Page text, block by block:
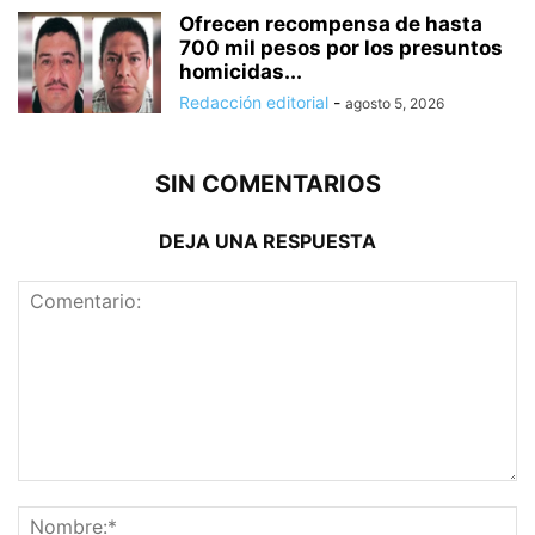
Ofrecen recompensa de hasta
700 mil pesos por los presuntos
homicidas...
Redacción editorial - agosto 5, 2026
SIN COMENTARIOS
DEJA UNA RESPUESTA